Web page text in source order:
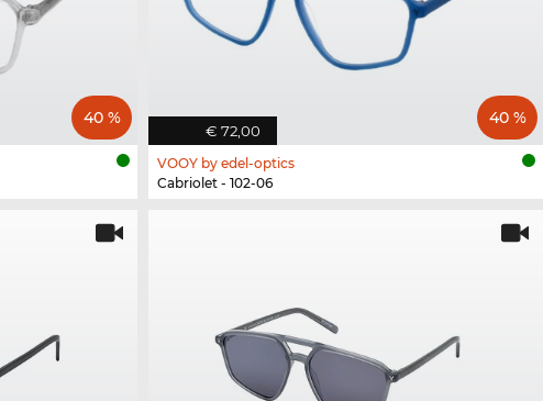
40 %
€ 72,00
40 %
VOOY by edel-optics
Cabriolet - 102-06